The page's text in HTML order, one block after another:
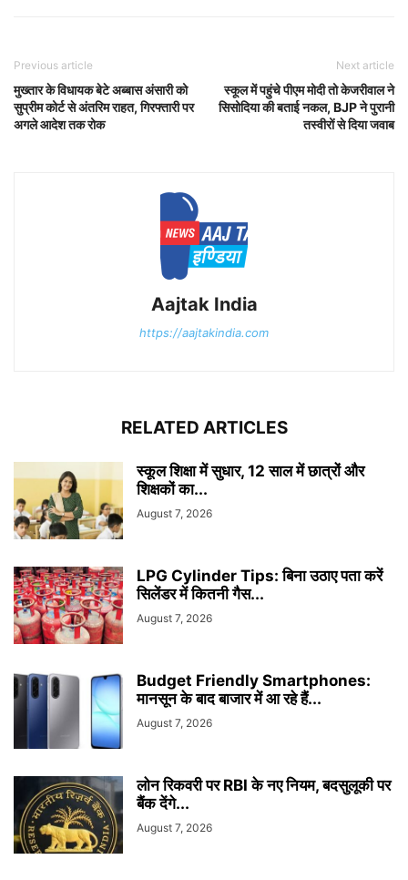
Previous article
मुख्तार के विधायक बेटे अब्बास अंसारी को
सुप्रीम कोर्ट से अंतरिम राहत, गिरफ्तारी पर
अगले आदेश तक रोक
Next article
स्कूल में पहुंचे पीएम मोदी तो केजरीवाल ने
सिसोदिया की बताई नकल, BJP ने पुरानी
तस्वीरों से दिया जवाब
Aajtak India
https://aajtakindia.com
RELATED ARTICLES
स्कूल शिक्षा में सुधार, 12 साल में छात्रों और
शिक्षकों का...
August 7, 2026
LPG Cylinder Tips: बिना उठाए पता करें
सिलेंडर में कितनी गैस...
August 7, 2026
Budget Friendly Smartphones:
मानसून के बाद बाजार में आ रहे हैं...
August 7, 2026
लोन रिकवरी पर RBI के नए नियम, बदसुलूकी पर
बैंक देंगे...
August 7, 2026